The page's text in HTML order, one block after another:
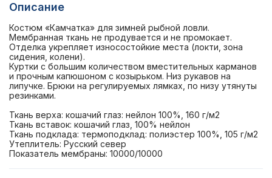
Описание
Костюм «Камчатка» для зимней рыбной ловли.
Мембранная ткань не продувается и не промокает.
Отделка укрепляет износостойкие места (локти, зона
сидения, колени).
Куртки с большим количеством вместительных карманов
и прочным капюшоном с козырьком. Низ рукавов на
липучке. Брюки на регулируемых лямках, по низу утянуты
резинками.
Ткань верха: кошачий глаз: нейлон 100%, 160 г/м2
Ткань вставок: кошачий глаз, 100% нейлон
Ткань подклада: термоподклад: полиэстер 100%, 105 г/м2
Утеплитель: Русский север
Показатель мембраны: 10000/10000